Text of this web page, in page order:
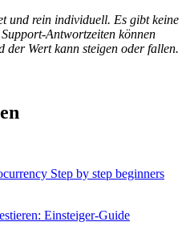
und rein individuell. Es gibt keine
Antwortzeiten können
Wert kann steigen oder fallen.
Einsteiger-Guide